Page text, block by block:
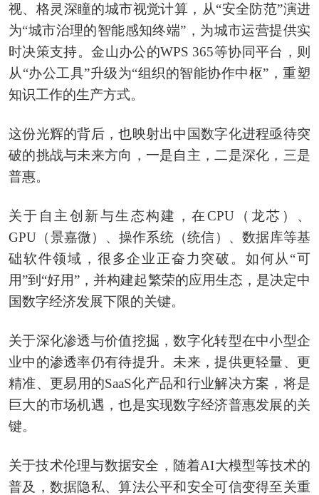
视、格灵深瞳的城市视觉计算，从“安全防范”演进
为“城市治理的智能感知终端”，为城市运营提供实
时决策支持。金山办公的WPS 365等协同平台，则
从“办公工具”升级为“组织的智能协作中枢”，重塑
知识工作的生产方式。
这份光辉的背后，也映射出中国数字化进程亟待突
破的挑战与未来方向，一是自主，二是深化，三是
普惠。
关于自主创新与生态构建，在CPU（龙芯）、
GPU（景嘉微）、操作系统（统信）、数据库等基
础软件领域，很多企业正奋力突破。如何从“可
用”到“好用”，并构建起繁荣的应用生态，是决定中
国数字经济发展下限的关键。
关于深化渗透与价值挖掘，数字化转型在中小型企
业中的渗透率仍有待提升。未来，提供更轻量、更
精准、更易用的SaaS化产品和行业解决方案，将是
巨大的市场机遇，也是实现数字经济普惠发展的关
键。
关于技术伦理与数据安全，随着AI大模型等技术的
普及，数据隐私、算法公平和安全可信变得至关重